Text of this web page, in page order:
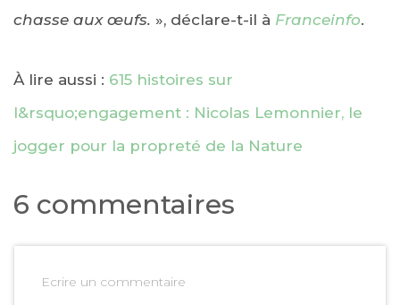
chasse aux œufs. », déclare-t-il à Franceinfo.
À lire aussi : 615 histoires sur
l&rsquo;engagement : Nicolas Lemonnier, le
jogger pour la propreté de la Nature
6 commentaires
Ecrire un commentaire